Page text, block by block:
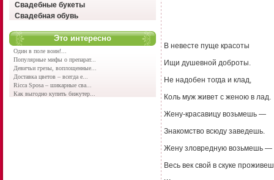
Свадебные букеты
Свадебная обувь
Это интересно
Один в поле воин!...
Популярные мифы о препарат...
Девичьи грезы, воплощенные...
Доставка цветов – всегда е...
Ricca Sposa – шикарные сва...
Как выгодно купить бижутер...
В невесте пуще красоты
Ищи душевной доброты.
Не надобен тогда и клад,
Коль муж живет с женою в лад.
Жену-красавицу возьмешь —
Знакомство всюду заведешь.
Жену зловредную возьмешь —
Весь век свой в скуке